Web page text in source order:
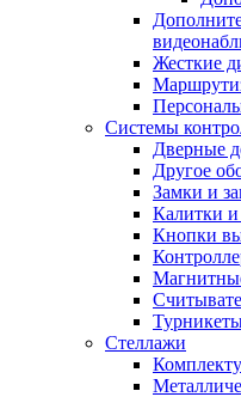
Жесткие
Системы
Дверные
Другое
Замки и
Калитки
Кнопки
Стеллажи